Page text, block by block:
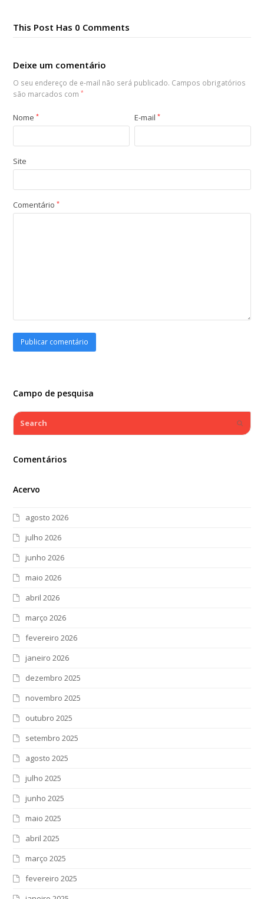
This Post Has 0 Comments
Deixe um comentário
O seu endereço de e-mail não será publicado. Campos obrigatórios
são marcados com*
Nome* E-mail*
Site
Comentário*
Campo de pesquisa
Search
Comentários
Acervo
agosto 2026
julho 2026
junho 2026
maio 2026
abril 2026
março 2026
fevereiro 2026
janeiro 2026
dezembro 2025
novembro 2025
outubro 2025
setembro 2025
agosto 2025
julho 2025
junho 2025
maio 2025
abril 2025
março 2025
fevereiro 2025